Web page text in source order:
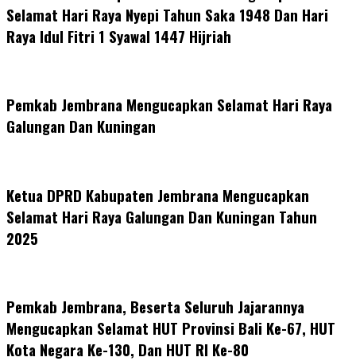
Selamat Hari Raya Nyepi Tahun Saka 1948 Dan Hari
Raya Idul Fitri 1 Syawal 1447 Hijriah
Pemkab Jembrana Mengucapkan Selamat Hari Raya
Galungan Dan Kuningan
Ketua DPRD Kabupaten Jembrana Mengucapkan
Selamat Hari Raya Galungan Dan Kuningan Tahun
2025
Pemkab Jembrana, Beserta Seluruh Jajarannya
Mengucapkan Selamat HUT Provinsi Bali Ke-67, HUT
Kota Negara Ke-130, Dan HUT RI Ke-80